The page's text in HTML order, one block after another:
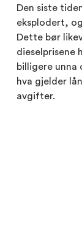
Den siste
eksplodert,
Dette bør
dieselprisene
billigere unna
hva gjelder
avgifter.